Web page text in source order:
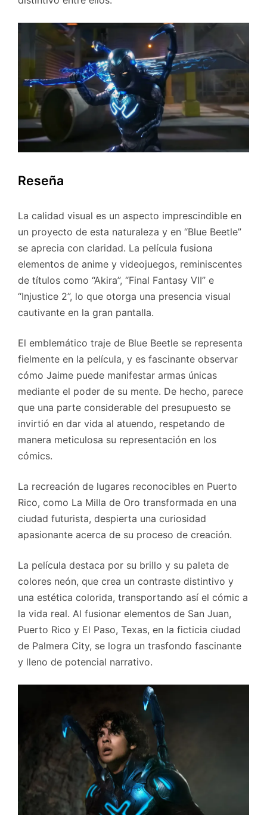
Reseña
La calidad visual es un aspecto imprescindible en
un proyecto de esta naturaleza y en “Blue Beetle”
se aprecia con claridad. La película fusiona
elementos de anime y videojuegos, reminiscentes
de títulos como “Akira”, “Final Fantasy VII” e
“Injustice 2”, lo que otorga una presencia visual
cautivante en la gran pantalla.
El emblemático traje de Blue Beetle se representa
fielmente en la película, y es fascinante observar
cómo Jaime puede manifestar armas únicas
mediante el poder de su mente. De hecho, parece
que una parte considerable del presupuesto se
invirtió en dar vida al atuendo, respetando de
manera meticulosa su representación en los
cómics.
La recreación de lugares reconocibles en Puerto
Rico, como La Milla de Oro transformada en una
ciudad futurista, despierta una curiosidad
apasionante acerca de su proceso de creación.
La película destaca por su brillo y su paleta de
colores neón, que crea un contraste distintivo y
una estética colorida, transportando así el cómic a
la vida real. Al fusionar elementos de San Juan,
Puerto Rico y El Paso, Texas, en la ficticia ciudad
de Palmera City, se logra un trasfondo fascinante
y lleno de potencial narrativo.